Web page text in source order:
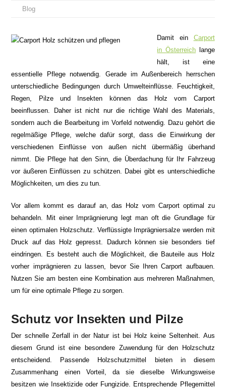
Blog
Damit ein Carport
in Österreich lange
hält, ist eine
essentielle Pflege notwendig. Gerade im Außenbereich herrschen
unterschiedliche Bedingungen durch Umwelteinflüsse. Feuchtigkeit,
Regen, Pilze und Insekten können das Holz vom Carport
beeinflussen. Daher ist nicht nur die richtige Wahl des Materials,
sondern auch die Bearbeitung im Vorfeld notwendig. Dazu gehört die
regelmäßige Pflege, welche dafür sorgt, dass die Einwirkung der
verschiedenen Einflüsse von außen nicht übermäßig überhand
nimmt. Die Pflege hat den Sinn, die Überdachung für Ihr Fahrzeug
vor äußeren Einflüssen zu schützen. Dabei gibt es unterschiedliche
Möglichkeiten, um dies zu tun.
Vor allem kommt es darauf an, das Holz vom Carport optimal zu
behandeln. Mit einer Imprägnierung legt man oft die Grundlage für
einen optimalen Holzschutz. Verflüssigte Imprägniersalze werden mit
Druck auf das Holz gepresst. Dadurch können sie besonders tief
eindringen. Es besteht auch die Möglichkeit, die Bauteile aus Holz
vorher imprägnieren zu lassen, bevor Sie Ihren Carport aufbauen.
Nutzen Sie am besten eine Kombination aus mehreren Maßnahmen,
um für eine optimale Pflege zu sorgen.
Schutz vor Insekten und Pilze
Der schnelle Zerfall in der Natur ist bei Holz keine Seltenheit. Aus
diesem Grund ist eine besondere Zuwendung für den Holzschutz
entscheidend. Passende Holzschutzmittel bieten in diesem
Zusammenhang einen Vorteil, da sie dieselbe Wirkungsweise
besitzen wie Insektizide oder Fungizide. Entsprechende Pflegemittel